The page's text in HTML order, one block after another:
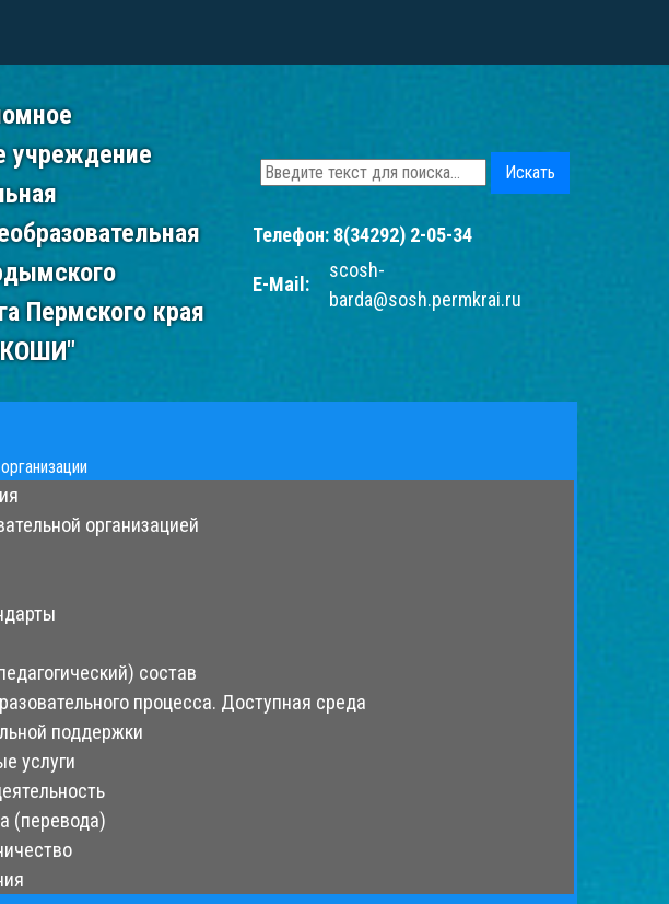
учреждение
Пермского края
Искать
Телефон: 8(34292) 2-05-34
E-Mail:
scosh-
barda@sosh.permkrai.ru
организацией
состав
процесса. Доступная среда
поддержки
услуги
(перевода)